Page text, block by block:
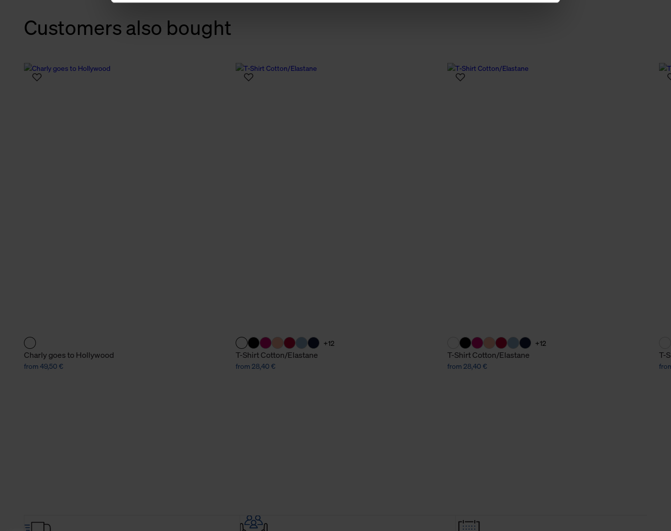
Über den Reiter „Details“ erfahren Sie weiterführende Informationen über die jeweiligen Cookies und ihren
grundsätzlich freiwillig, für die Nutzung der Webseite nicht erforderlich und kann jederzeit mit Wirkung für die Zukunft
widerrufen. Der Widerruf der Einwilligung hat jedoch keine Auswirkung auf die bisherigen Einstellungen und die damit
Customers also bought
Charly goes to Hollywood
from 49,50 €
+12
T-Shirt Cotton/Elastane
from 28,40 €
+12
T-Shirt Cotton/Elastane
from 28,40 €
T-